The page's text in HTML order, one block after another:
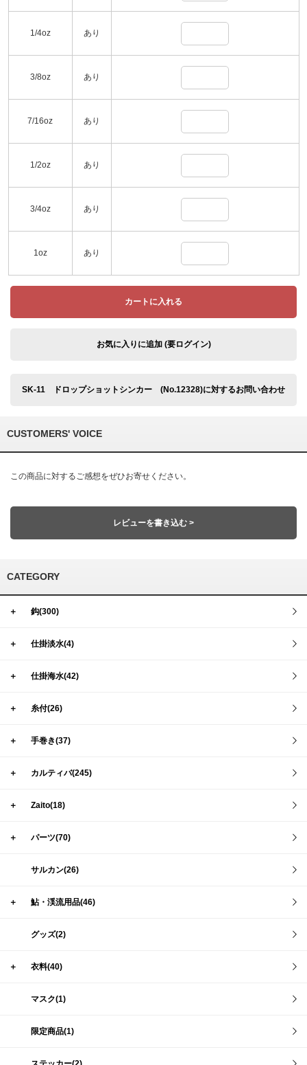
1/4oz あり
3/8oz あり
7/16oz あり
1/2oz あり
3/4oz あり
1oz あり
カートに入れる
お気に入りに追加 (要ログイン)
SK-11 ドロップショットシンカー (No.12328)に対するお問い合わせ
CUSTOMERS' VOICE
この商品に対するご感想をぜひお寄せください。
レビューを書き込む >
CATEGORY
＋ 鈎(300)
＋ 仕掛淡水(4)
＋ 仕掛海水(42)
＋ 糸付(26)
＋ 手巻き(37)
＋ カルティバ(245)
＋ Zaito(18)
＋ パーツ(70)
サルカン(26)
＋ 鮎・渓流用品(46)
グッズ(2)
＋ 衣料(40)
マスク(1)
限定商品(1)